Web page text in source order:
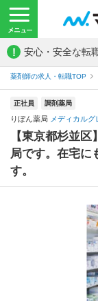
! 安心・安全な転
薬剤師の求人・転職TOP
正社員 調剤薬局
りぼん薬局 メディカル
【東京都杉並
局です。在宅に
す。